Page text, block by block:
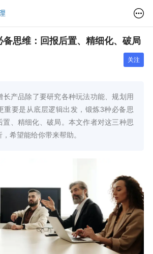
备思维：回报后置、精细化、破局
关注
长产品除了要研究各种玩法功能、规划用
重要是从底层逻辑出发，锻炼3种必备思
、精细化、破局。本文作者对这三种思
希望能给你带来帮助。